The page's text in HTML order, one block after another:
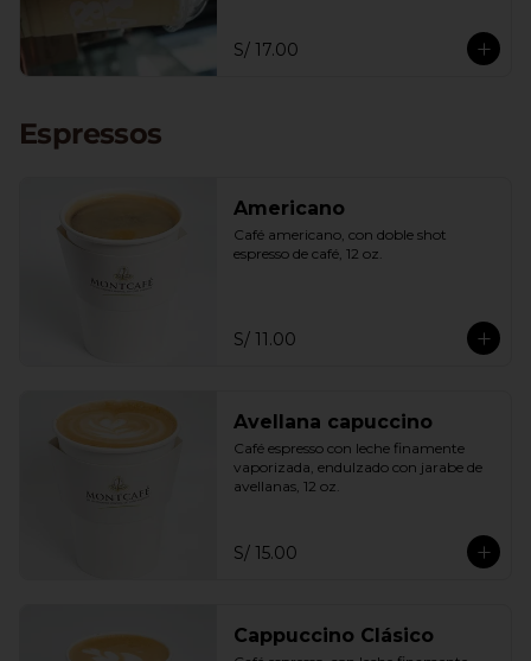
S/ 17.00
Espressos
Americano
Café americano, con doble shot
espresso de café, 12 oz.
S/ 11.00
Avellana capuccino
Café espresso con leche finamente
vaporizada, endulzado con jarabe de
avellanas, 12 oz.
S/ 15.00
Cappuccino Clásico